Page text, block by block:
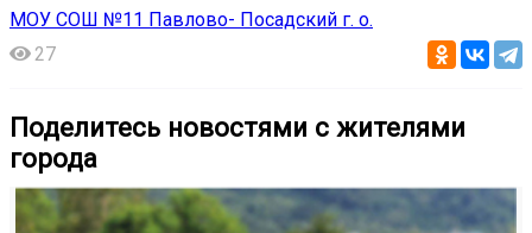
МОУ СОШ №11 Павлово- Посадский г. о.
27
Поделитесь новостями с жителями
города